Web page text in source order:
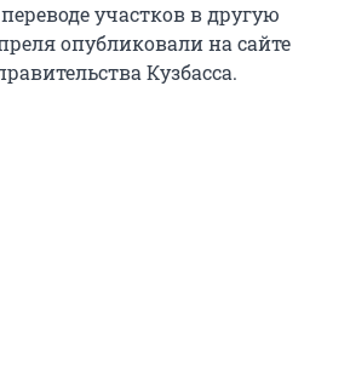
участков в другую
опубликовали на сайте
Кузбасса.